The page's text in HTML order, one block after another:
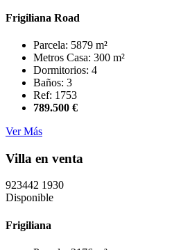
Frigiliana Road
Parcela: 5879 m²
Metros Casa: 300 m²
Dormitorios: 4
Baños: 3
Ref: 1753
789.500 €
Ver Más
Villa en venta
923442 1930
Disponible
Frigiliana